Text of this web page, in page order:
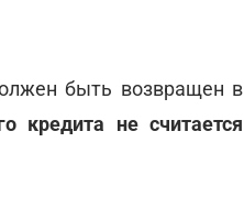
быть возвращен в
кредита не считается